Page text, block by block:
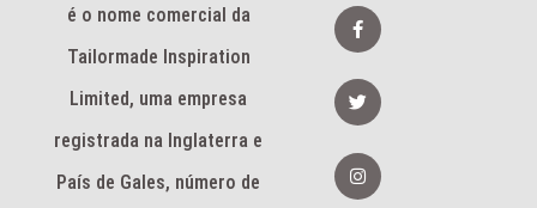
é o nome comercial da
Tailormade Inspiration
Limited, uma empresa
registrada na Inglaterra e
País de Gales, número de
e
d
F
a
c
b
o
o
-
f
T
w
i
t
e
r
n
s